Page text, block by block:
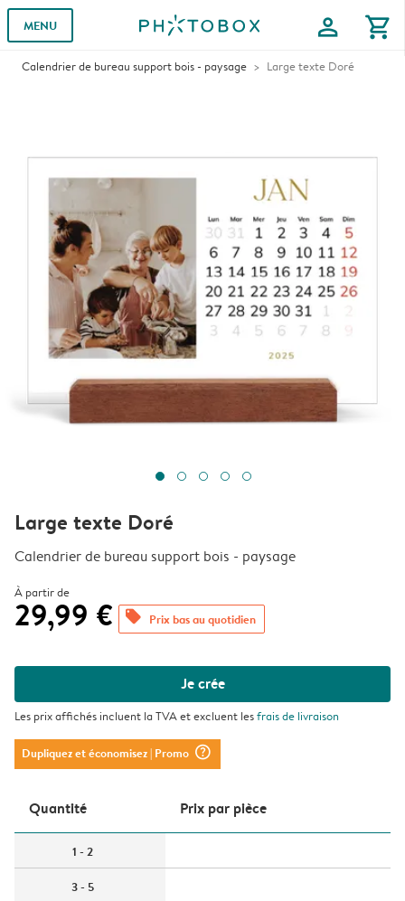
MENU profile shopping_cart
Calendrier de bureau support bois - paysage Large texte Doré
Large texte Doré
Calendrier de bureau support bois - paysage
À partir de
29,99 € offers Prix bas au quotidien
Je crée
Les prix affichés incluent la TVA et excluent lesfrais de livraison
Dupliquez et économisez| Promo question_mark_circle
Quantité Prix ​​par pièce
1 - 2
3 - 5